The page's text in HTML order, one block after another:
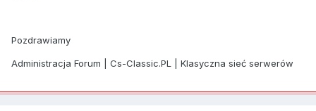
Pozdrawiamy
Administracja Forum | Cs-Classic.PL | Klasyczna sieć serwerów